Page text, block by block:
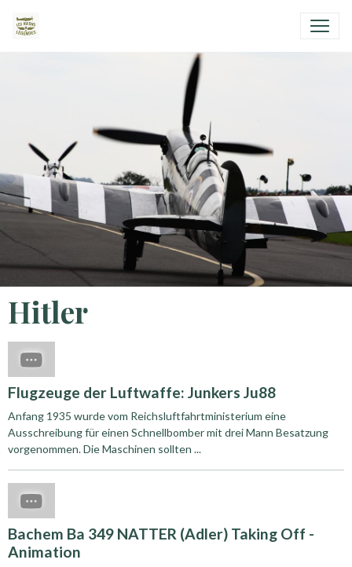
Hitler
Flugzeuge der Luftwaffe: Junkers Ju88
Anfang 1935 wurde vom Reichsluftfahrtministerium eine
Ausschreibung für einen Schnellbomber mit drei Mann Besatzung
vorgenommen. Die Maschinen sollten ...
Bachem Ba 349 NATTER (Adler) Taking Off -
Animation